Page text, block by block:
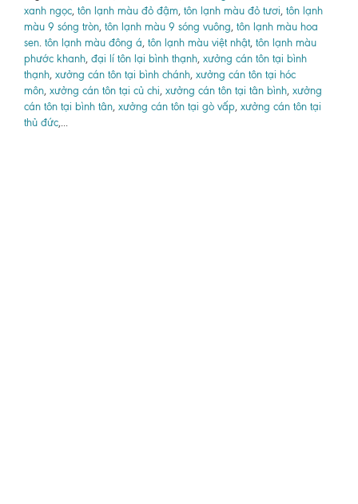
xanh ngọc, tôn lạnh màu đỏ đậm, tôn lạnh màu đỏ tươi, tôn lạnh
màu 9 sóng tròn, tôn lạnh màu 9 sóng vuông, tôn lạnh màu hoa
sen tôn lạnh màu đông á, tôn lạnh màu việt nhật, tôn lạnh màu
phước khanh, đại lí tôn lại bình thạnh, xưởng cán tôn tại bình
thạnh, xưởng cán tôn tại bình chánh, xưởng cán tôn tại hóc
môn, xưởng cán tôn tại củ chi, xưởng cán tôn tại tân bình, xưởng
cán tôn tại bình tân, xưởng cán tôn tại gò vấp, xưởng cán tôn tại
thủ đức,...